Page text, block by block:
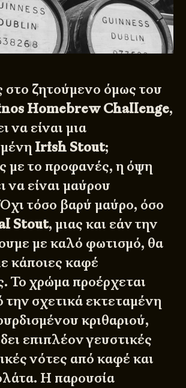
ζητούμενο όμως του
Homebrew Challenge,
να είναι μια
Irish Stout;
με το προφανές, η όψη
να είναι μαύρου
τόσο βαρύ μαύρο, όσο
Stout, μιας και εάν την
με καλό φωτισμό, θα
κάποιες καφέ
Το χρώμα προέρχεται
σχετικά εκτεταμένη
κριθαριού,
επιπλέον γευστικές
νότες από καφέ και
Η παρουσία